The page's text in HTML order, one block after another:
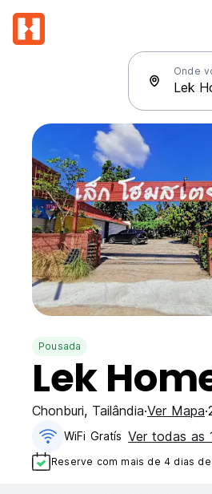
Onde
Pousada
Lek
Chonburi, Tailândia Ver Mapa
WiFi Gratís Ver todas as
Reserve com mais de 4 dias